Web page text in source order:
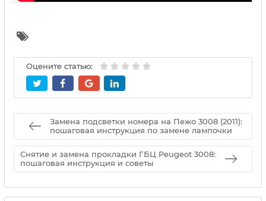
Оцените статью:
Замена подсветки номера на Пежо 3008 (2011):
пошаговая инструкция по замене лампочки
Снятие и замена прокладки ГБЦ Peugeot 3008:
пошаговая инструкция и советы